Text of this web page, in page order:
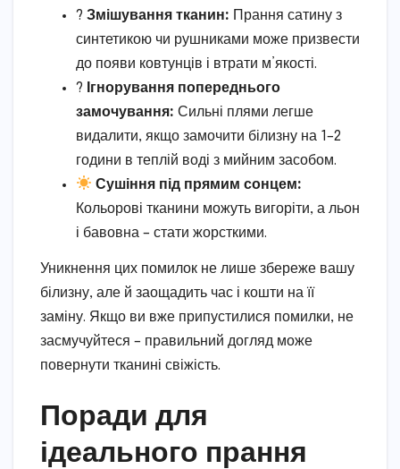
? Змішування тканин: Прання сатину з
синтетикою чи рушниками може призвести
до появи ковтунців і втрати м’якості.
? Ігнорування попереднього
замочування: Сильні плями легше
видалити, якщо замочити білизну на 1–2
години в теплій воді з мийним засобом.
Сушіння під прямим сонцем:
Кольорові тканини можуть вигоріти, а льон
і бавовна – стати жорсткими.
Уникнення цих помилок не лише збереже вашу
білизну, але й заощадить час і кошти на її
заміну. Якщо ви вже припустилися помилки, не
засмучуйтеся – правильний догляд може
повернути тканині свіжість.
Поради для
ідеального прання